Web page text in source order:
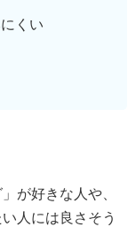
くい
が好きな人や、
人には良さそう